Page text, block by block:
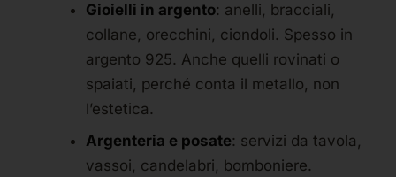
Gioielli in argento: anelli, bracciali,
collane, orecchini, ciondoli. Spesso in
argento 925. Anche quelli rovinati o
spaiati, perché conta il metallo, non
l’estetica.
Argenteria e posate: servizi da tavola,
vassoi, candelabri, bomboniere.